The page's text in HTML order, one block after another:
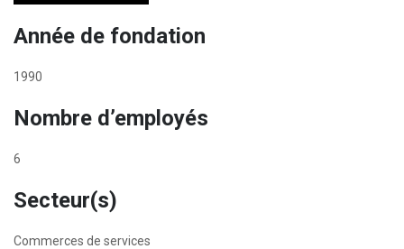
Année de fondation
1990
Nombre d’employés
6
Secteur(s)
Commerces de services